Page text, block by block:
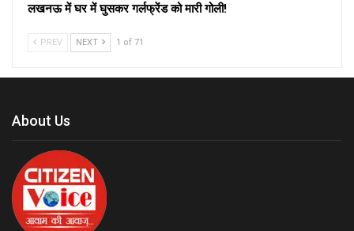
लखनऊ में घर में घुसकर गर्लफ्रेंड को मारी गोली!
PREV NEXT 1 of 71
About Us